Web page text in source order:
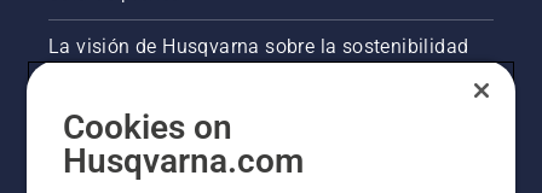
La visión de Husqvarna sobre la sostenibilidad
Otros sitios de Husqvarna
Cookies on
Husqvarna.com